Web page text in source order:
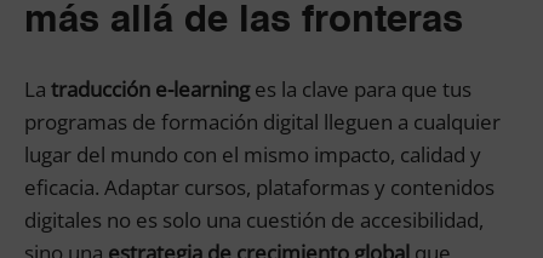
más allá de las fronteras
La traducción e-learninges la clave para que tus
programas de formación digital lleguen a cualquier
lugar del mundo con el mismo impacto, calidad y
eficacia. Adaptar cursos, plataformas y contenidos
digitales no es solo una cuestión de accesibilidad,